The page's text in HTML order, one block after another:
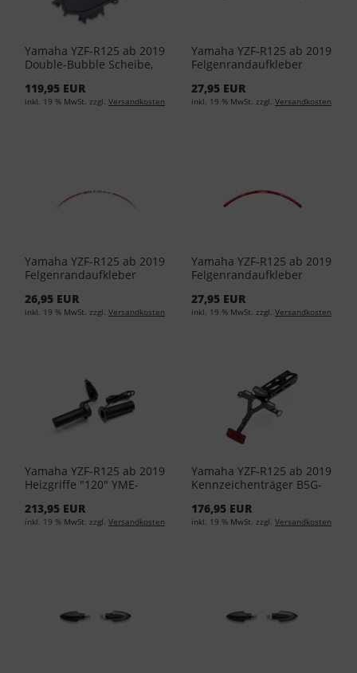
Yamaha YZF-R125 ab 2019
Double-Bubble Scheibe,
119,95 EUR
inkl. 19 % MwSt. zzgl. Versandkosten
Yamaha YZF-R125 ab 2019
Felgenrandaufkleber
27,95 EUR
inkl. 19 % MwSt. zzgl. Versandkosten
Yamaha YZF-R125 ab 2019
Felgenrandaufkleber
IW
26,95 EUR
inkl. 19 % MwSt. zzgl. Versandkosten
Yamaha YZF-R125 ab 2019
Felgenrandaufkleber
27,95 EUR
inkl. 19 % MwSt. zzgl. Versandkosten
Yamaha YZF-R125 ab 2019
Heizgriffe "120" YME-
213,95 EUR
inkl. 19 % MwSt. zzgl. Versandkosten
Yamaha YZF-R125 ab 2019
Kennzeichenträger B5G-
176,95 EUR
inkl. 19 % MwSt. zzgl. Versandkosten